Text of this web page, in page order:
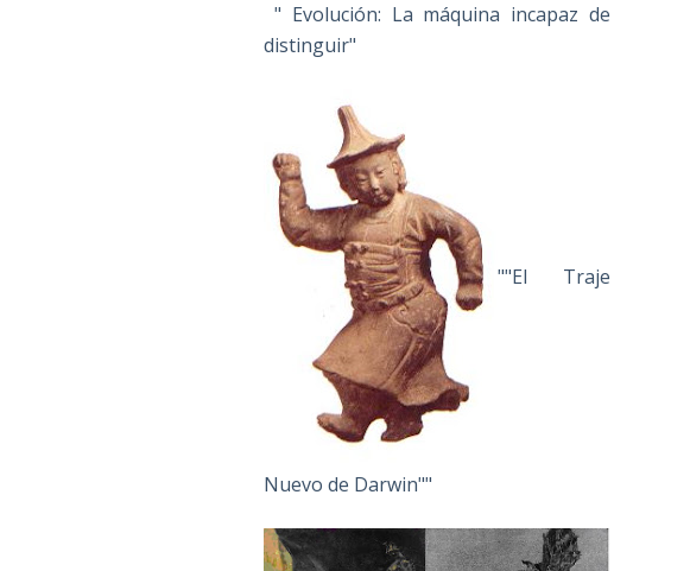
" Evolución: La máquina incapaz de
distinguir"
""El Traje
Nuevo de Darwin""